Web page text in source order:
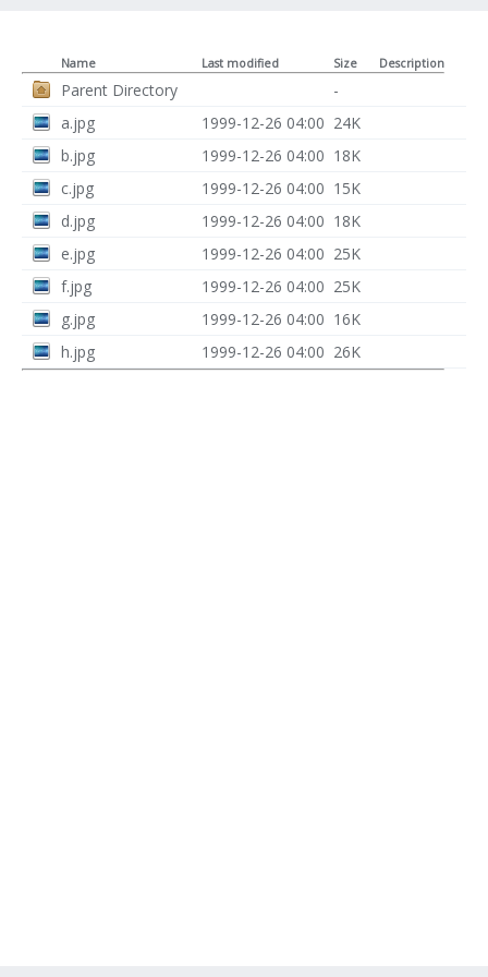
Name Last modified Size Description
Parent Directory
-
a.jpg
1999-12-26 04:00 24K
b.jpg
1999-12-26 04:00 18K
c.jpg
1999-12-26 04:00 15K
d.jpg
1999-12-26 04:00 18K
e.jpg
1999-12-26 04:00 25K
f.jpg
1999-12-26 04:00 25K
g.jpg
1999-12-26 04:00 16K
h.jpg
1999-12-26 04:00 26K